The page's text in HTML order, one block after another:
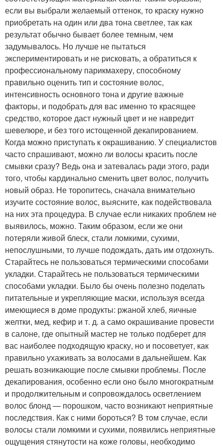
если вы выбрали желаемый оттенок, то краску нужно
приобретать на один или два тона светлее, так как
результат обычно бывает более темным, чем
задумывалось. Но лучше не пытаться
экспериментировать и не рисковать, а обратиться к
профессиональному парикмахеру, способному
правильно оценить тип и состояние волос,
интенсивность основного тона и другие важные
факторы, и подобрать для вас именно то красящее
средство, которое даст нужный цвет и не навредит
шевелюре, и без того истощенной декапированием.
Когда можно приступать к окрашиванию. У специалистов
часто спрашивают, можно ли волосы красить после
смывки сразу? Ведь она и затевалась ради этого, ради
того, чтобы кардинально сменить цвет волос, получить
новый образ. Не торопитесь, сначала внимательно
изучите состояние волос, выясните, как подействовала
на них эта процедура. В случае если никаких проблем не
выявилось, можно. Таким образом, если же они
потеряли живой блеск, стали ломкими, сухими,
непослушными, то лучше подождать, дать им отдохнуть.
Старайтесь не пользоваться термическими способами
укладки. Старайтесь не пользоваться термическими
способами укладки. Было бы очень полезно поделать
питательные и укрепляющие маски, используя всегда
имеющиеся в доме продукты: ржаной хлеб, яичные
желтки, мед, кефир и т. д. а само окрашивание провести
в салоне, где опытный мастер не только подберет для
вас наиболее подходящую краску, но и посоветует, как
правильно ухаживать за волосами в дальнейшем. Как
решать возникающие после смывки проблемы. После
декапирования, особенно если оно было многократным
и продолжительным и сопровождалось осветлением
волос блонд — порошком, часто возникают неприятные
последствия. Как с ними бороться? В том случае, если
волосы стали ломкими и сухими, появились неприятные
ощущения стянутости на коже головы, необходимо